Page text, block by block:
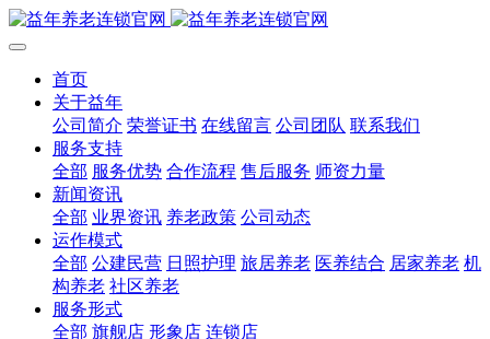
首页
关于益年
公司简介 荣誉证书 在线留言 公司团队 联系我们
服务支持
全部 服务优势 合作流程 售后服务 师资力量
新闻资讯
全部 业界资讯 养老政策 公司动态
运作模式
全部 公建民营 日照护理 旅居养老 医养结合 居家养老 机
构养老 社区养老
服务形式
全部 旗舰店 形象店 连锁店